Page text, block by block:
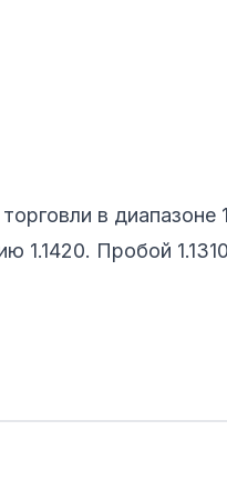
в диапазоне
1.1420. Пробой